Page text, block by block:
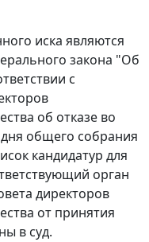
иска являются
закона "Об
с
об отказе во
общего собрания
кандидатур для
орган
директоров
от принятия
в суд.